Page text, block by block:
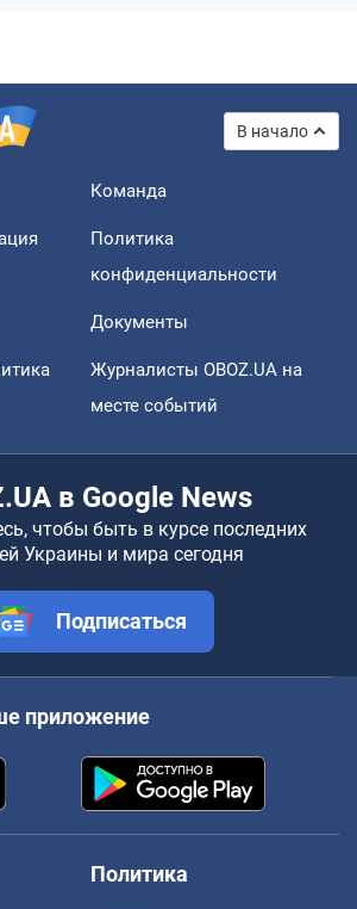
В начало
Команда
Политика
конфиденциальности
Документы
Журналисты OBOZ.UA на
месте событий
в Google News
чтобы быть в курсе последних
Украины и мира сегодня
Подписаться
приложение
Политика